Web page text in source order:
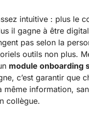
intuitive : plus le
il gagne à être
pas selon la
outils non plus.
module onboarding
c’est garantir que
même information,
collègue.